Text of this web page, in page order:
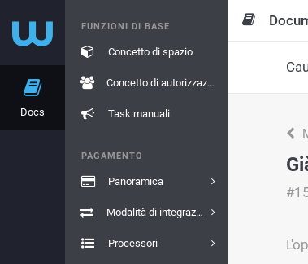
Docs
FUNZIONI DI BASE
Concetto di spazio
Concetto di autorizzazione
Task manuali
PAGAMENTO
Panoramica
Modalità di integrazione
Processori